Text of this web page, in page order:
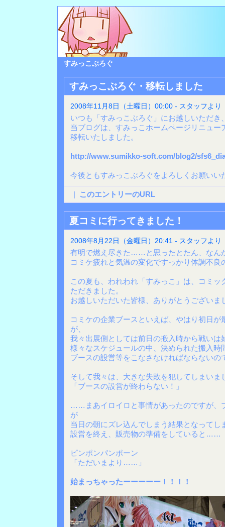
すみっこぶろぐ
すみっこぶろぐ・移転しました
2008年11月8日（土曜日）00:00 - スタッフより
いつも「すみっこぶろぐ」にお越しいただき
当ブログは、すみっこホームページリニュー
移転いたしました。
http://www.sumikko-soft.com/blog2/
今後ともすみっこぶろぐをよろしくお願いい
| このエントリーのURL
夏コミに行ってきました！
2008年8月22日（金曜日）20:41 - スタッフより
有明で燃え尽きた……と思ったとたん、なん
コミケ疲れと気温の変化ですっかり体調不良
この夏も、われわれ「すみっこ」は、コミ
ただきました。
お越しいただいた皆様、ありがとうございま
コミケの企業ブースといえば、やはり初日が
が、
我々出展側としては前日の搬入時から戦いは
様々なスケジュールの中、決められた搬入時
ブースの設営等をこなさなければならないの
そして我々は、大きな失敗を犯してしまい
「ブースの設営が終わらない！」
……まあイロイロと事情があったのですが、
が
当日の朝にズレ込んでしまう結果となってし
設営を終え、販売物の準備をしていると……
ピンポンパンポーン
「ただいまより……」
始まっちゃったーーーーー！！！！